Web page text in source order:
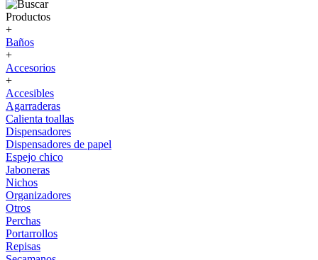
Productos
+
Baños
+
Accesorios
+
Accesibles
Agarraderas
Calienta toallas
Dispensadores
Dispensadores de papel
Espejo chico
Jaboneras
Nichos
Organizadores
Otros
Perchas
Portarrollos
Repisas